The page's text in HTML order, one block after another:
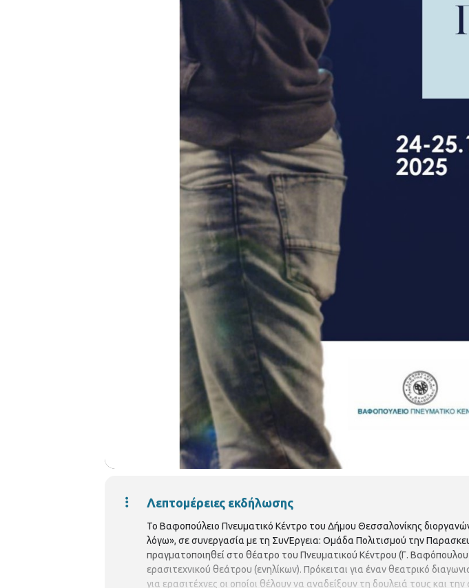
Λεπτομέρειες εκδήλωσης
Το Βαφοπούλειο Πνευματικό Κέντρο του Δήμου Θεσσαλονίκης
λόγω», σε συνεργασία με τη ΣυνΈργεια: Ομάδα Πολιτισμού την
πραγματοποιηθεί στο θέατρο του Πνευματικού Κέντρου (Γ.
ερασιτεχνικού θεάτρου (ενηλίκων). Πρόκειται για έναν θεατρικό
για ερασιτέχνες οι οποίοι θέλουν να αναδείξουν τη δουλειά τους και